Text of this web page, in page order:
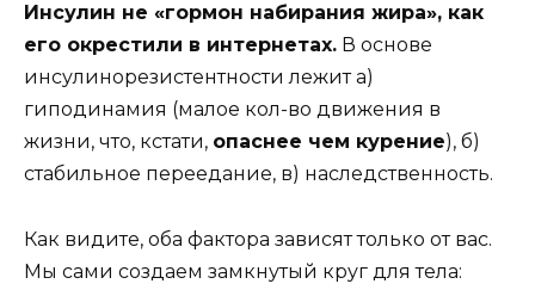
Инсулин не «гормон набирания жира», как
его окрестили в интернетах. В основе
инсулинорезистентности лежит а)
гиподинамия (малое кол-во движения в
жизни, что, кстати, опаснее чем курение), б)
стабильное переедание, в) наследственность.
Как видите, оба фактора зависят только от вас.
Мы сами создаем замкнутый круг для тела: